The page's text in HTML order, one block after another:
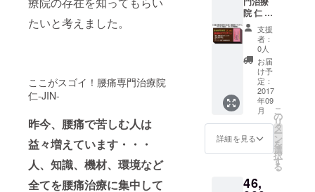
たいと考えました。
ここがスゴイ！腰痛専門治療院
仁-JIN-
昨今、腰痛で苦しむ人は
益々増えています・・・
人、知識、機材、環境など
全てを腰痛治療に集中して
等の向
上に効
果を発
揮しま
す。
（約90
分）
態に応
じたス
トレッ
チ、鍼
灸治療
など、
本格的
な治療
を計画
的にさ
せて頂
きま
す。 ●
（3,500
院 仁 -
JIN- の
腰痛専
門治療
を本格
的にご
利用頂
けるチ
ケット
です。
きちん
とした
問診と
検査の
あなた
支援
者：
0人
お届
け予
定：
2017
年09
月
詳細を見る
こ
の
リ
タ
ー
ン
を
選
択
す
る
46,